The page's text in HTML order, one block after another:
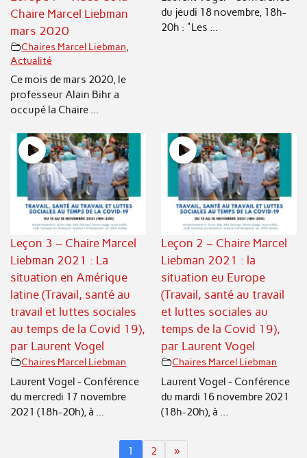
Chaire Marcel Liebman
mars 2020
Chaires Marcel Liebman
Actualité
Ce mois de mars 2020, le
professeur Alain Bihr a
occupé la Chaire ...
du jeudi 18 novembre, 18h-
20h : "Les ...
Leçon 3 – Chaire Marcel
Liebman 2021 : La
situation en Amérique
latine (Travail, santé au
travail et luttes sociales
au temps de la Covid 19),
par Laurent Vogel
Chaires Marcel Liebman
Laurent Vogel - Conférence
du mercredi 17 novembre
2021 (18h-20h), à ...
Leçon 2 – Chaire Marcel
Liebman 2021 : la
situation eu Europe
(Travail, santé au travail
et luttes sociales au
temps de la Covid 19),
par Laurent Vogel
Chaires Marcel Liebman
Laurent Vogel - Conférence
du mardi 16 novembre 2021
(18h-20h), à ...
1 2 »